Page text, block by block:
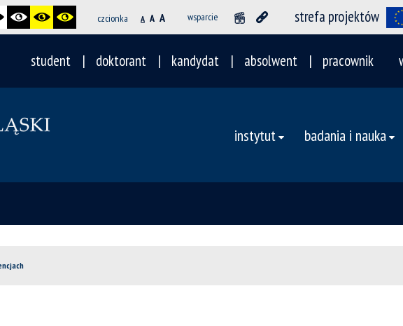
czcionka A A A wsparcie strefa projektów
student doktorant kandydat absolwent pracownik
instytut badania i nauka